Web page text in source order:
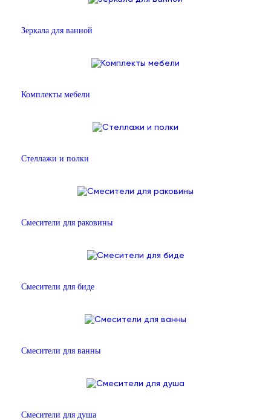
Зеркала для ванной
Комплекты мебели
Стеллажи и полки
Смесители для раковины
Смесители для биде
Смесители для ванны
Смесители для душа